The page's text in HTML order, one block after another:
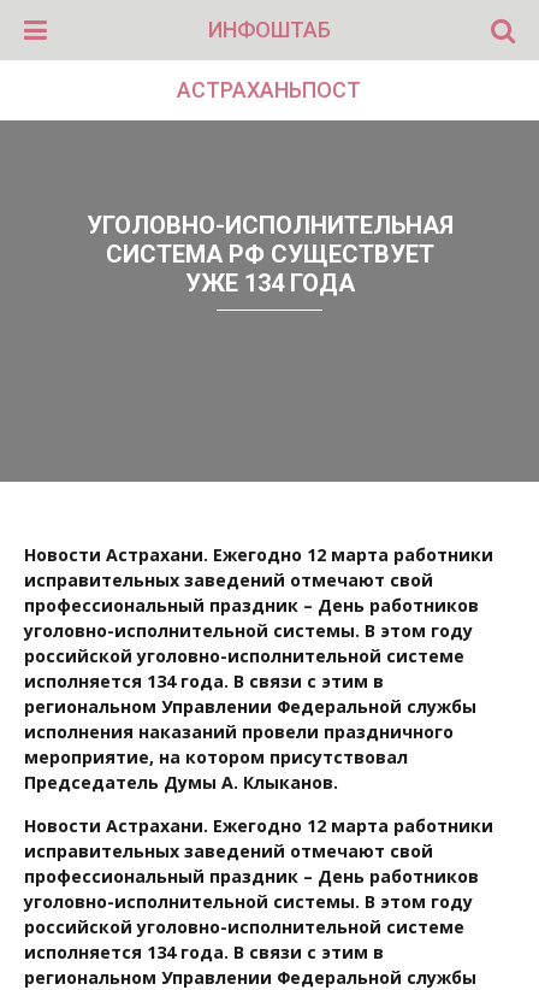
ИНФОШТАБ
АСТРАХАНЬПОСТ
УГОЛОВНО-ИСПОЛНИТЕЛЬНАЯ
СИСТЕМА РФ СУЩЕСТВУЕТ
УЖЕ 134 ГОДА
Новости Астрахани. Ежегодно 12 марта работники
исправительных заведений отмечают свой
профессиональный праздник – День работников
уголовно-исполнительной системы. В этом году
российской уголовно-исполнительной системе
исполняется 134 года. В связи с этим в
региональном Управлении Федеральной службы
исполнения наказаний провели праздничного
мероприятие, на котором присутствовал
Председатель Думы А. Клыканов.
Новости Астрахани. Ежегодно 12 марта работники
исправительных заведений отмечают свой
профессиональный праздник – День работников
уголовно-исполнительной системы. В этом году
российской уголовно-исполнительной системе
исполняется 134 года. В связи с этим в
региональном Управлении Федеральной службы